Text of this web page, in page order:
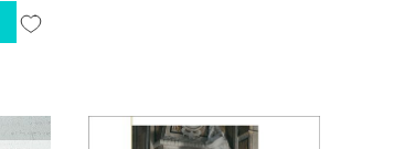
Aggiungi
desideri